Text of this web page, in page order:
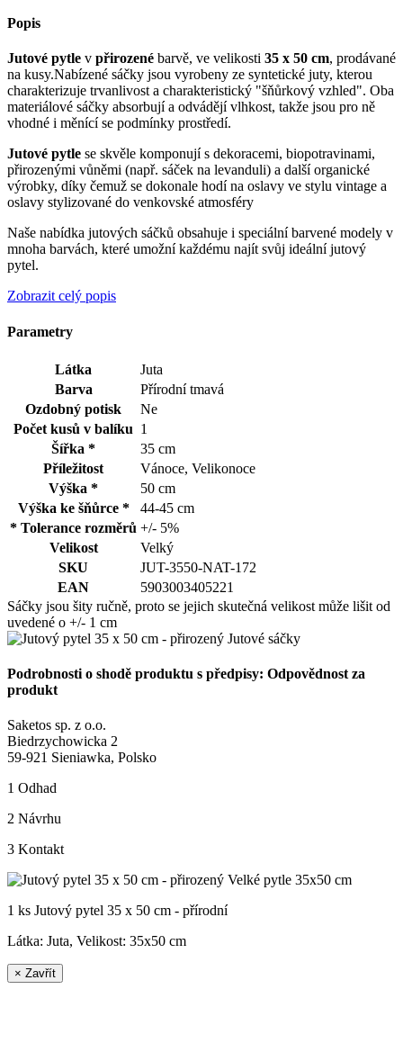
Popis
Jutové pytle v přirozené barvě, ve velikosti 35 x 50 cm, prodávané
na kusy.Nabízené sáčky jsou vyrobeny ze syntetické juty, kterou
charakterizuje trvanlivost a charakteristický "šňůrkový vzhled". Oba
materiálové sáčky absorbují a odvádějí vlhkost, takže jsou pro ně
vhodné i měnící se podmínky prostředí.
Jutové pytle se skvěle komponují s dekoracemi, biopotravinami,
přirozenými vůněmi (např. sáček na levanduli) a další organické
výrobky, díky čemuž se dokonale hodí na oslavy ve stylu vintage a
oslavy stylizované do venkovské atmosféry
Naše nabídka jutových sáčků obsahuje i speciální barvené modely v
mnoha barvách, které umožní každému najít svůj ideální jutový
pytel.
Zobrazit celý popis
Parametry
Látka
Juta
Barva
Přírodní tmavá
Ozdobný potisk
Ne
Počet kusů v balíku 1
Šířka *
35 cm
Příležitost
Vánoce, Velikonoce
Výška *
50 cm
Výška ke šňůrce *
44-45 cm
* Tolerance rozměrů +/- 5%
Velikost
Velký
SKU
JUT-3550-NAT-172
EAN
5903003405221
Sáčky jsou šity ručně, proto se jejich skutečná velikost může lišit od
uvedené o +/- 1 cm
Podrobnosti o shodě produktu s předpisy: Odpovědnost za
produkt
Saketos sp. z o.o.
Biedrzychowicka 2
59-921 Sieniawka, Polsko
1 Odhad
2 Návrhu
3 Kontakt
1 ks Jutový pytel 35 x 50 cm - přírodní
Látka: Juta, Velikost: 35x50 cm
× Zavřít